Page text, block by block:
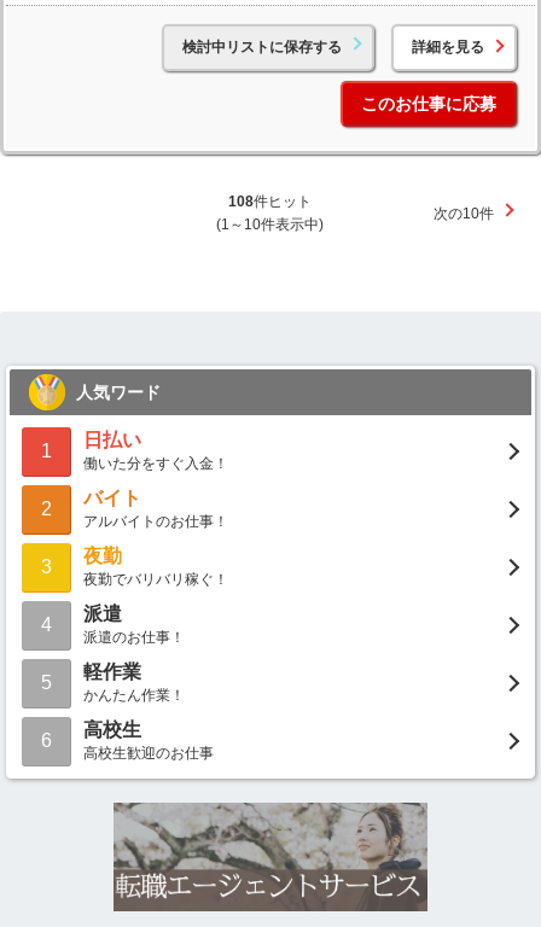
検討中リストに保存する 詳細を見る
このお仕事に応募
108件ヒット
(1～10件表示中)
次の10件
人気ワード
1
日払い
働いた分をすぐ入金！
2
バイト
アルバイトのお仕事！
3
夜勤
夜勤でバリバリ稼ぐ！
4
派遣
派遣のお仕事！
5
軽作業
かんたん作業！
6
高校生
高校生歓迎のお仕事